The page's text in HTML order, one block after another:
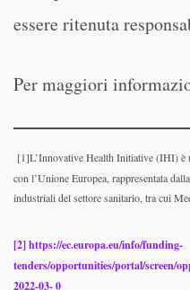
essere ritenuta
Per maggiori
[1]L’Innovative Health Initiative (IHI) è
con l’Unione Europea, rappresentata
industriali del settore sanitario, tra cui
[2]https://ec.europa.eu/info/funding-
tenders/opportunities/portal/screen/
2022-03- 0